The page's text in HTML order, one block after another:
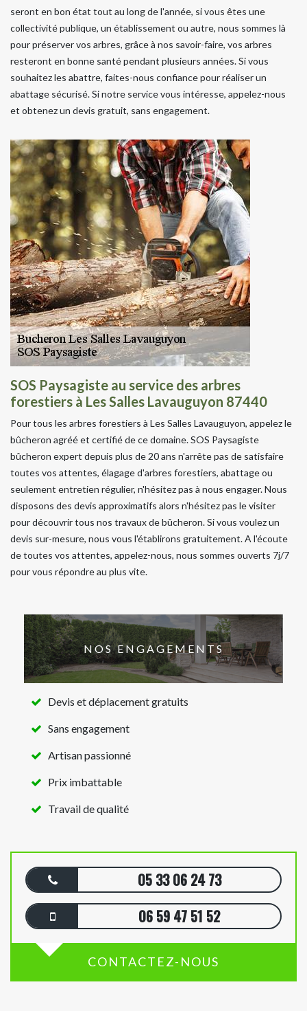
seront en bon état tout au long de l'année, si vous êtes une
collectivité publique, un établissement ou autre, nous sommes là
pour préserver vos arbres, grâce à nos savoir-faire, vos arbres
resteront en bonne santé pendant plusieurs années. Si vous
souhaitez les abattre, faites-nous confiance pour réaliser un
abattage sécurisé. Si notre service vous intéresse, appelez-nous
et obtenez un devis gratuit, sans engagement.
SOS Paysagiste au service des arbres
forestiers à Les Salles Lavauguyon 87440
Pour tous les arbres forestiers à Les Salles Lavauguyon, appelez le
bûcheron agréé et certifié de ce domaine. SOS Paysagiste
bûcheron expert depuis plus de 20 ans n'arrête pas de satisfaire
toutes vos attentes, élagage d'arbres forestiers, abattage ou
seulement entretien régulier, n'hésitez pas à nous engager. Nous
disposons des devis approximatifs alors n'hésitez pas le visiter
pour découvrir tous nos travaux de bûcheron. Si vous voulez un
devis sur-mesure, nous vous l'établirons gratuitement. A l'écoute
de toutes vos attentes, appelez-nous, nous sommes ouverts 7j/7
pour vous répondre au plus vite.
NOS ENGAGEMENTS
Devis et déplacement gratuits
Sans engagement
Artisan passionné
Prix imbattable
Travail de qualité
05 33 06 24 73
06 59 47 51 52
CONTACTEZ-NOUS